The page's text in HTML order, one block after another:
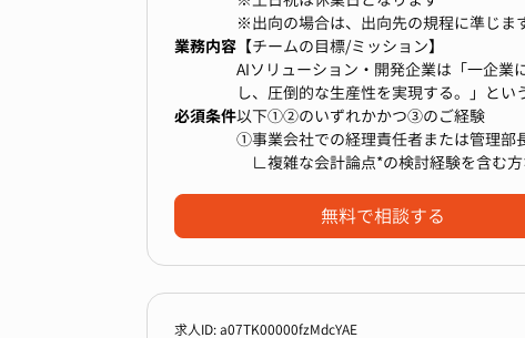
今期は、個人投資家、国内機関投資家
バルな投資家基盤の確立を目指すとと
る急成長企業として、市場での存在感
チームは部長を含む少数精鋭の構成で
ます。リモートワーク（最大週3日）
る組織です。
▼ポジションの魅力
年平均30%成長の連続達成を続ける、
ーポレートアクションを実行している
・会社の屋台骨として、自分の業務が
務に取り込むことができる
・組織の文化や仕組みづくりから携わ
・ Technology Fast 50 2025 Japan」に
業50社の中で第1位を受賞される
■ Corporate部門の体制について
・Corporate責任者(執行役員)
・経理財務：2名(Mgr社員、業務委託)
・労務総務：1名(派遣)
・情シス：1名(業務委託)
・その他、IPOに関するアドバイザリー
※出向の場合は、出向先の規程に準じま
業務内容 【チームの目標/ミッション】
AIソリューション・開発企業は「一企業
し、圧倒的な生産性を実現する。」とい
本ポジションのミッションは、急成長
必須条件以下①②のいずれかかつ③のご経験
①事業会社での経理責任者または管理部
∟複雑な会計論点*の検討経験を含む
③5名以上のメンバーをマネジメントした
無料で相談する
求人ID: a07TK00000fzMdcYAE